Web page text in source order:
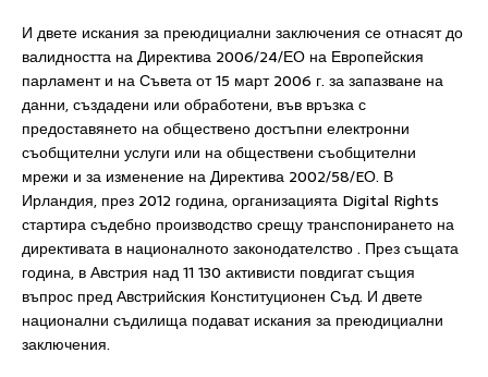
И двете искания за преюдициални заключения се отнасят до
валидността на Директива 2006/24/ЕО на Европейския
парламент и на Съвета от 15 март 2006 г. за запазване на
данни, създадени или обработени, във връзка с
предоставянето на обществено достъпни електронни
съобщителни услуги или на обществени съобщителни
мрежи и за изменение на Директива 2002/58/EО. В
Ирландия, през 2012 година, организацията Digital Rights
стартира съдебно производство срещу транспонирането на
директивата в националното законодателство . През същата
година, в Австрия над 11 130 активисти повдигат същия
въпрос пред Австрийския Конституционен Съд. И двете
национални съдилища подават искания за преюдициални
заключения.